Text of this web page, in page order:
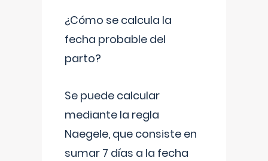
¿Cómo se calcula la
fecha probable del
parto?
Se puede calcular
mediante la regla
Naegele, que consiste en
sumar 7 días a la fecha